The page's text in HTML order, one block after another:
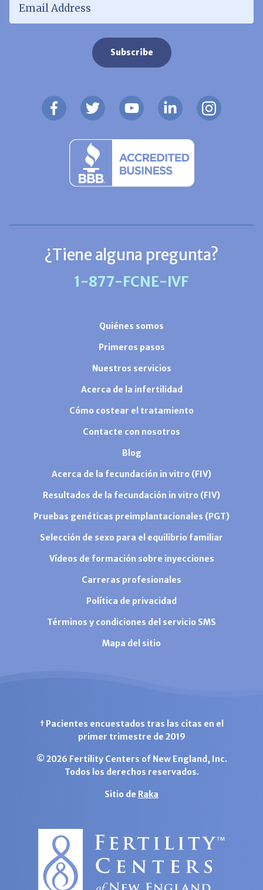
¿Tiene alguna pregunta?
1-877-FCNE-IVF
Quiénes somos
Primeros pasos
Nuestros servicios
Acerca de la infertilidad
Cómo costear el tratamiento
Contacte con nosotros
Blog
Acerca de la fecundación in vitro (FIV)
Resultados de la fecundación in vitro (FIV)
Pruebas genéticas preimplantacionales (PGT)
Selección de sexo para el equilibrio familiar
Vídeos de formación sobre inyecciones
Carreras profesionales
Política de privacidad
Términos y condiciones del servicio SMS
Mapa del sitio
† Pacientes encuestados tras las citas en el
primer trimestre de 2019
© 2026 Fertility Centers of New England, Inc.
Todos los derechos reservados.
Sitio de Raka